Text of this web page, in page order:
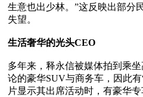
生意也出少林。”这反映出部分
失望。
生活奢华的光头CEO
多年来，释永信被媒体拍到乘
论的豪华SUV与商务车，因此
片显示其出席活动时，有豪华